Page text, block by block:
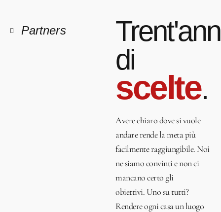
Partners
di
scelte.
Avere chiaro dove si vuole
andare rende la meta più
facilmente raggiungibile. Noi
ne siamo convinti e non ci
mancano certo gli
obiettivi.Uno su tutti?
Rendere ogni casa un luogo